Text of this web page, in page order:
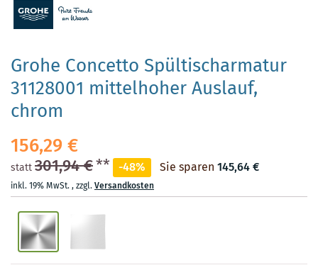
Grohe Concetto Spültischarmatur
31128001 mittelhoher Auslauf,
chrom
156,29 €
statt301,94 €** -48% Sie sparen 145,64 €
inkl. 19% MwSt.,zzgl.Versandkosten